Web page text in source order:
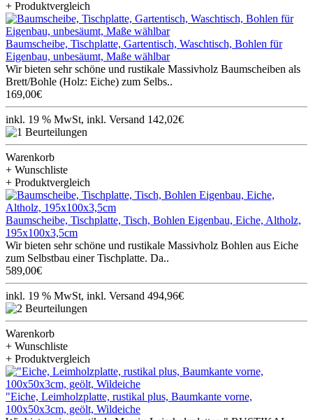
+ Produktvergleich
Baumscheibe, Tischplatte, Gartentisch, Waschtisch, Bohlen für
Eigenbau, unbesäumt, Maße wählbar
Wir bieten sehr schöne und rustikale Massivholz Baumscheiben als
Brett/Bohle (Holz: Eiche) zum Selbs..
169,00€
inkl. 19 % MwSt, inkl. Versand 142,02€
Warenkorb
+ Wunschliste
+ Produktvergleich
Baumscheibe, Tischplatte, Tisch, Bohlen Eigenbau, Eiche, Altholz,
195x100x3,5cm
Wir bieten sehr schöne und rustikale Massivholz Bohlen aus Eiche
zum Selbstbau einer Tischplatte. Da..
589,00€
inkl. 19 % MwSt, inkl. Versand 494,96€
Warenkorb
+ Wunschliste
+ Produktvergleich
"Eiche, Leimholzplatte, rustikal plus, Baumkante vorne,
100x50x3cm, geölt, Wildeiche